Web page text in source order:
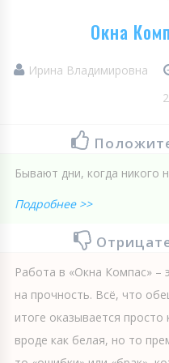
Окна
Ирина Владимировна
Бывают дни, когда никого
Подробнее >>
Работа в «Окна Компас» –
на прочность. Всё, что
итоге оказывается
вроде как белая, но то